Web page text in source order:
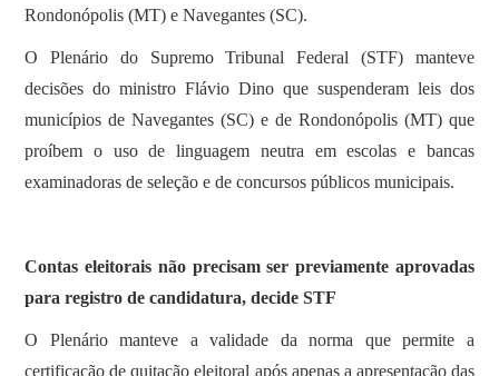
Rondonópolis (MT) e Navegantes (SC).
O Plenário do Supremo Tribunal Federal (STF) manteve
decisões do ministro Flávio Dino que suspenderam leis dos
municípios de Navegantes (SC) e de Rondonópolis (MT) que
proíbem o uso de linguagem neutra em escolas e bancas
examinadoras de seleção e de concursos públicos municipais.
Contas eleitorais não precisam ser previamente aprovadas
para registro de candidatura, decide STF
O Plenário manteve a validade da norma que permite a
certificação de quitação eleitoral após apenas a apresentação das